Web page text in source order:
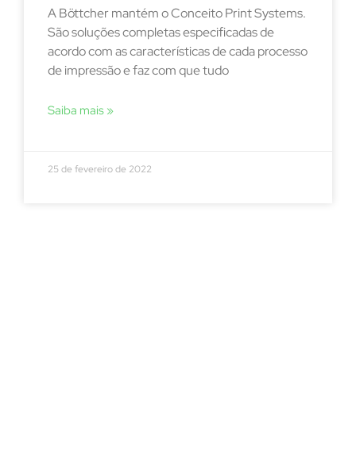
A Böttcher mantém o Conceito Print Systems.
São soluções completas especificadas de
acordo com as características de cada processo
de impressão e faz com que tudo
Saiba mais »
25 de fevereiro de 2022